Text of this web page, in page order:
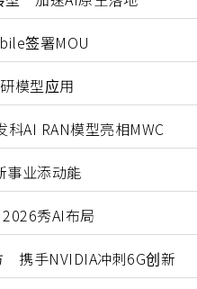
签署MOU
模型应用
AI RAN模型亮相MWC
事业添动能
秀AI布局
携手NVIDIA冲刺6G创新